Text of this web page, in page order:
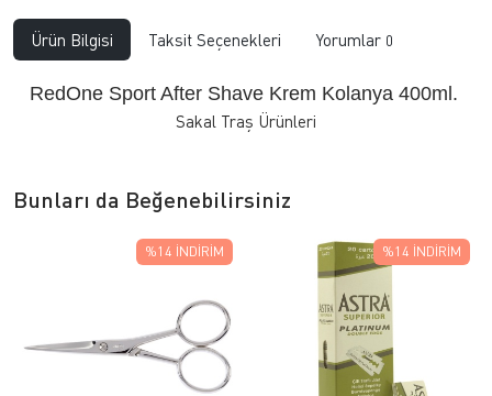
Ürün Bilgisi Taksit Seçenekleri Yorumlar 0
RedOne Sport After Shave Krem Kolanya 400ml.
Sakal Traş Ürünleri
Bunları da Beğenebilirsiniz
%14 İNDIRIM %14 İNDIRIM